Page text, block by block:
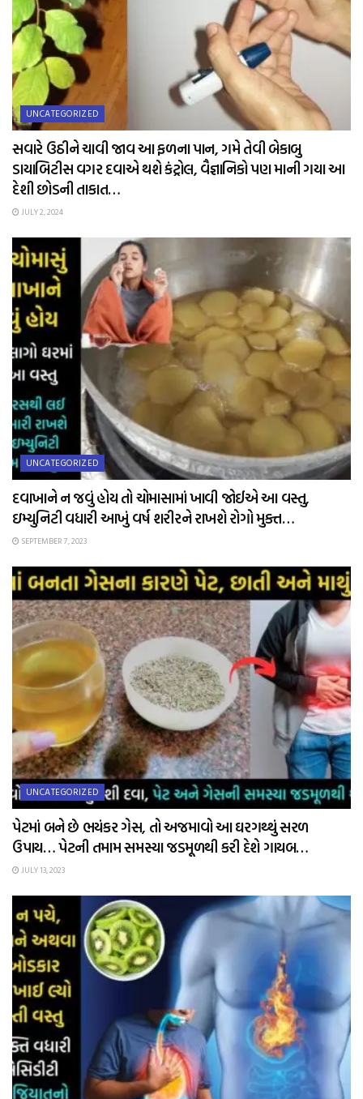
UNCATEGORIZED
સવારે ઉઠીને ચાવી જાવ આ ફળના પાન, ગમે તેવી બેકાબુ
ડાયાબિટીસ વગર દવાએ થશે કંટ્રોલ, વૈજ્ઞાનિકો પણ માની ગયા આ
દેશી છોડની તાકાત…
JULY 2, 2024
UNCATEGORIZED
દવાખાને ન જવું હોય તો ચોમાસામાં ખાવી જોઈએ આ વસ્તુ,
ઇમ્યુનિટી વધારી આખું વર્ષ શરીરને રાખશે રોગો મુક્ત…
SEPTEMBER 7, 2023
UNCATEGORIZED
પેટમાં બને છે ભયંકર ગેસ, તો અજમાવો આ ઘરગથ્થું સરળ
ઉપાય… પેટની તમામ સમસ્યા જડમૂળથી કરી દેશે ગાયબ…
JULY 13, 2023